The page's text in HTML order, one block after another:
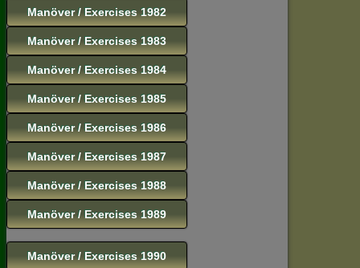
Manöver / Exercises 1982
Manöver / Exercises 1983
Manöver / Exercises 1984
Manöver / Exercises 1985
Manöver / Exercises 1986
Manöver / Exercises 1987
Manöver / Exercises 1988
Manöver / Exercises 1989
Manöver / Exercises 1990